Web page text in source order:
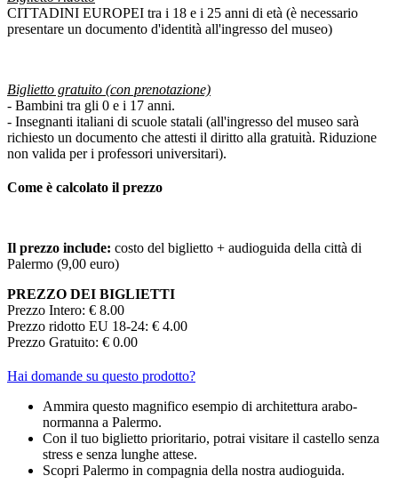
CITTADINI EUROPEI tra i 18 e i 25 anni di età (è necessario
presentare un documento d'identità all'ingresso del museo)
Biglietto gratuito (con prenotazione)
- Bambini tra gli 0 e i 17 anni.
- Insegnanti italiani di scuole statali (all'ingresso del museo sarà
richiesto un documento che attesti il diritto alla gratuità. Riduzione
non valida per i professori universitari).
Come è calcolato il prezzo
Il prezzo include: costo del biglietto + audioguida della città di
Palermo (9,00 euro)
PREZZO DEI BIGLIETTI
Prezzo Intero: € 8.00
Prezzo ridotto EU 18-24: € 4.00
Prezzo Gratuito: € 0.00
Hai domande su questo prodotto?
Ammira questo magnifico esempio di architettura arabo-
normanna a Palermo.
Con il tuo biglietto prioritario, potrai visitare il castello senza
stress e senza lunghe attese.
Scopri Palermo in compagnia della nostra audioguida.